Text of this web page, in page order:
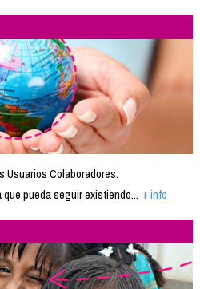
Usuarios Colaboradores.
pueda seguir existiendo... + info